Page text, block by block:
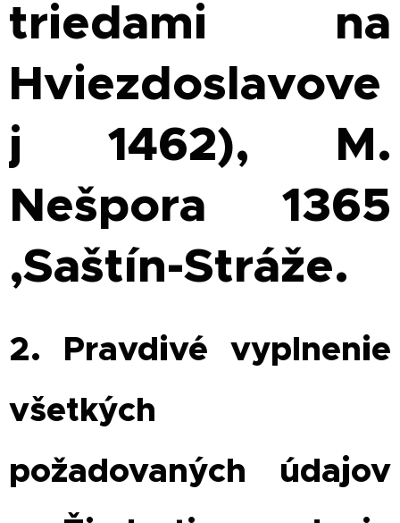
triedami na
Hviezdoslavove
j 1462), M.
Nešpora 1365
,Saštín-Stráže.
2. Pravdivé vyplnenie
všetkých
požadovaných údajov